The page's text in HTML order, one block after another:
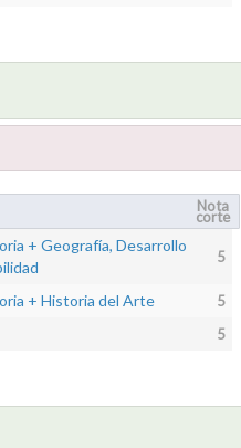
Nota
corte
+ Geografía, Desarrollo
5
+ Historia del Arte 5
5